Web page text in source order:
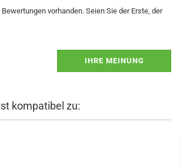
vorhanden. Seien Sie der Erste, der
IHRE MEINUNG
kompatibel zu: